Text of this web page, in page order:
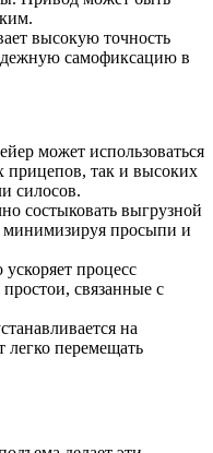
высокую точность
самофиксацию в
может использоваться
прицепов, так и высоких
силосов.
состыковать выгрузной
просыпи и
ускоряет процесс
связанные с
на
легко перемещать